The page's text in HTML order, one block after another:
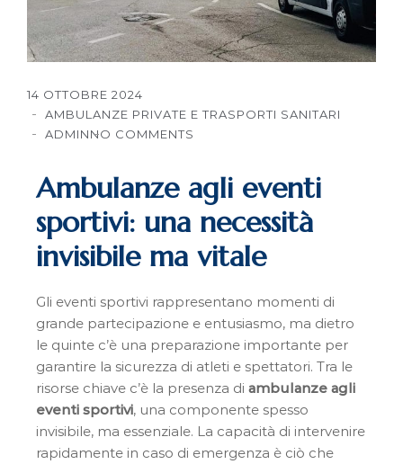
14 OTTOBRE 2024
AMBULANZE PRIVATE E TRASPORTI SANITARI
ADMINNO COMMENTS
Ambulanze agli eventi
sportivi: una necessità
invisibile ma vitale
Gli eventi sportivi rappresentano momenti di
grande partecipazione e entusiasmo, ma dietro
le quinte c’è una preparazione importante per
garantire la sicurezza di atleti e spettatori. Tra le
risorse chiave c’è la presenza di ambulanze agli
eventi sportivi, una componente spesso
invisibile, ma essenziale. La capacità di intervenire
rapidamente in caso di emergenza è ciò che